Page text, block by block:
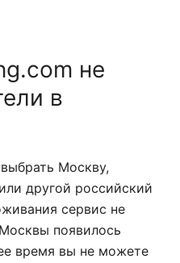
не
в
Москву,
другой российский
сервис не
появилось
время вы не можете